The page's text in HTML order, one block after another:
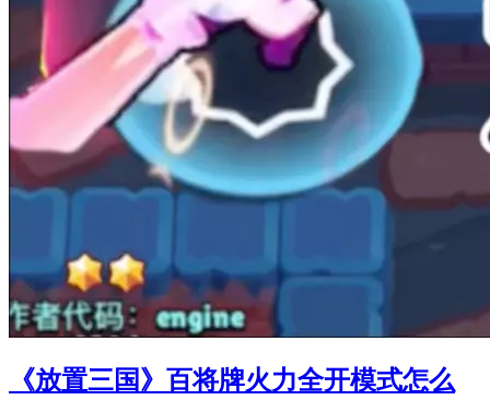
《放置三国》百将牌火力全开模式怎么